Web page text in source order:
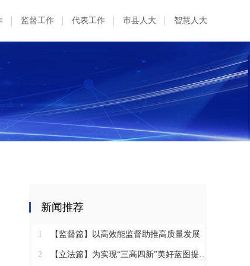
监督工作 代表工作 市县人大 智慧人大
新闻推荐
1 【监督篇】以高效能监督助推高质量发展
2 【立法篇】为实现“三高四新”美好蓝图提供坚实法治保障